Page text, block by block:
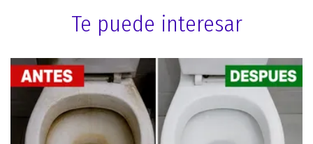
Te puede interesar